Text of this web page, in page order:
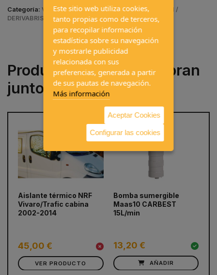
Categoría: VENTANAS Y CLARABOYAS / VENTILACIÓN /
DERIVABRISAS
Productos que se compran
juntos a menudo
Aislante térmico NRF
Vivaro/Trafic cabina
2002-2014
45,00 €
VER PRODUCTO
Bomba sumergible
Maas10 CARBEST
15L/min
13,20 €
AÑADIR
prev
Este sitio web utiliza cookies,
tanto propias como de terceros,
para recopilar información
estadística sobre su navegación
y mostrarle publicidad
relacionada con sus
preferencias, generada a partir
de sus pautas de navegación.
Más información
Aceptar Cookies
Configurar las cookies